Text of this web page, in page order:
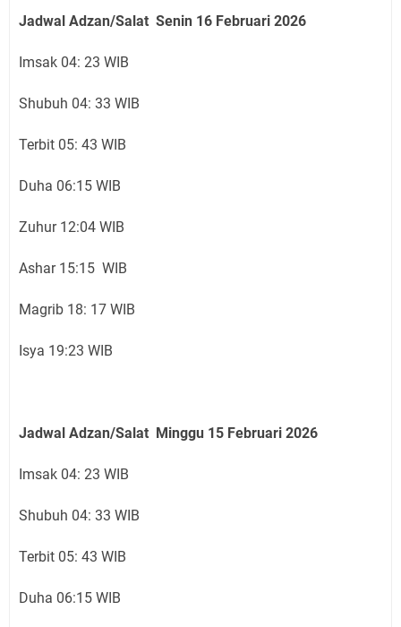
Jadwal Adzan/Salat Senin 16 Februari 2026
Imsak 04: 23 WIB
Shubuh 04: 33 WIB
Terbit 05: 43 WIB
Duha 06:15 WIB
Zuhur 12:04 WIB
Ashar 15:15 WIB
Magrib 18: 17 WIB
Isya 19:23 WIB
Jadwal Adzan/Salat Minggu 15 Februari 2026
Imsak 04: 23 WIB
Shubuh 04: 33 WIB
Terbit 05: 43 WIB
Duha 06:15 WIB